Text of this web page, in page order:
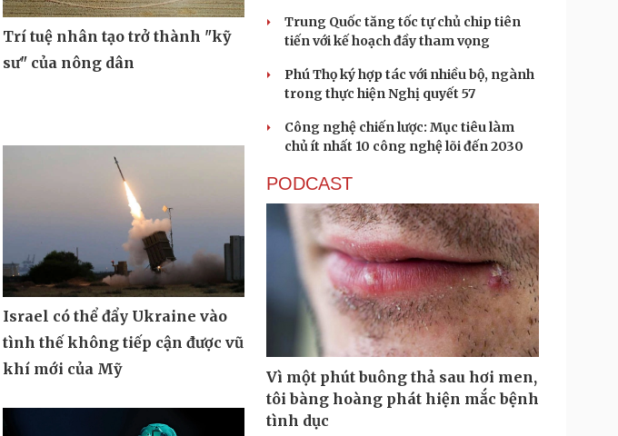
Trí tuệ nhân tạo trở thành "kỹ
sư" của nông dân
Israel có thể đẩy Ukraine vào
tình thế không tiếp cận được vũ
khí mới của Mỹ
Trung Quốc tăng tốc tự chủ chip tiên
tiến với kế hoạch đầy tham vọng
Phú Thọ ký hợp tác với nhiều bộ, ngành
trong thực hiện Nghị quyết 57
Công nghệ chiến lược: Mục tiêu làm
chủ ít nhất 10 công nghệ lõi đến 2030
PODCAST
Vì một phút buông thả sau hơi men,
tôi bàng hoàng phát hiện mắc bệnh
tình dục